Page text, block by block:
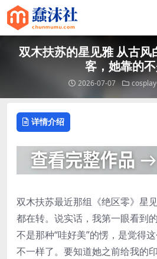
双木扶苏的星见雅 从古风
客，她靠的
2026-07-07
详情介绍
双木扶苏最近那组《绝区零》星
都在转。说实话，我第一眼看
不是那种“哇好美”的愣，是觉得
不一样了。要知道她之前给我的